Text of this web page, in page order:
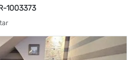
1003373